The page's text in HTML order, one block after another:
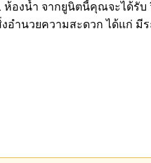
องน้ำ จากยูนิตนี้คุณจะได้รับ
ำนวยความสะดวก ได้แก่ มีร
ได้แก่ ฟิสเนส, รปภ.24ชม.
ชายหาดได้ง่าย, ไกล้เคียงรถ